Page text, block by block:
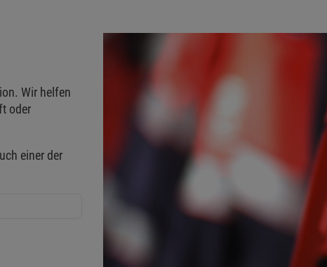
Wir helfen
oder
einer der